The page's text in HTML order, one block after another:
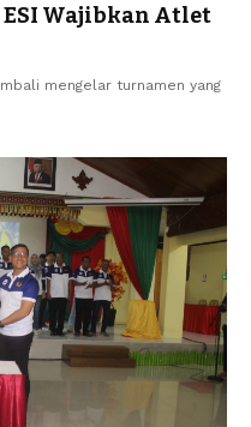
Wajibkan Atlet
mengelar turnamen yang